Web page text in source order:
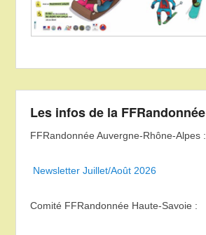
Les infos de la FFRandonnée
FFRandonnée Auvergne-Rhône-Alpes :
Newsletter Juillet/Août 2026
Comité FFRandonnée Haute-Savoie :